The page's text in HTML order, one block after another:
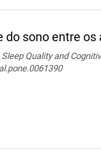
sono entre
Quality and